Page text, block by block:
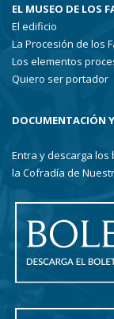
EL MUSEO DE LOS
El edificio
La Procesión de los
Los elementos
Quiero ser portador
DOCUMENTACIÓN
Entra y descarga
la Cofradía de